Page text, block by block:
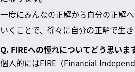
一度にみんなの正解から自分の正解
いくことで、徐々に自分の正解で生き
Q. FIREへの憧れについてどう思いま
個人的にはFIRE（Financial